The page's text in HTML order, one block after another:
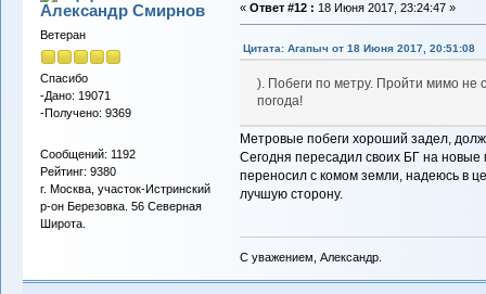
Александр Смирнов
Ветеран
Спасибо
-Дано: 19071
-Получено: 9369
Сообщений: 1192
Рейтинг: 9380
г. Москва, участок-Истринский
р-он Березовка. 56 Северная
Широта.
« Ответ #12 : 18 Июня 2017, 23:24:47 »
Цитата: Агапыч от 18 Июня 2017, 20:51:08
). Побеги по метру. Пройти мимо не
погода!
Метровые побеги хороший задел,
Сегодня пересадил своих БГ на
переносил с комом земли, надеюсь в
лучшую сторону.
С уважением, Александр.